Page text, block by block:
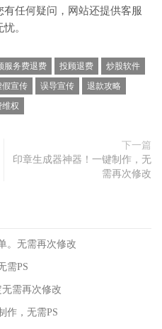
任何疑问，网站还提供客服
。
服务费退费 投顾退费
炒股软件
假宣传 误导宣传
退款攻略
维权
下一篇
印章生成器神器！一键制作，无
需再次修改
。无需再次修改
需PS
需再次修改
作，无需PS